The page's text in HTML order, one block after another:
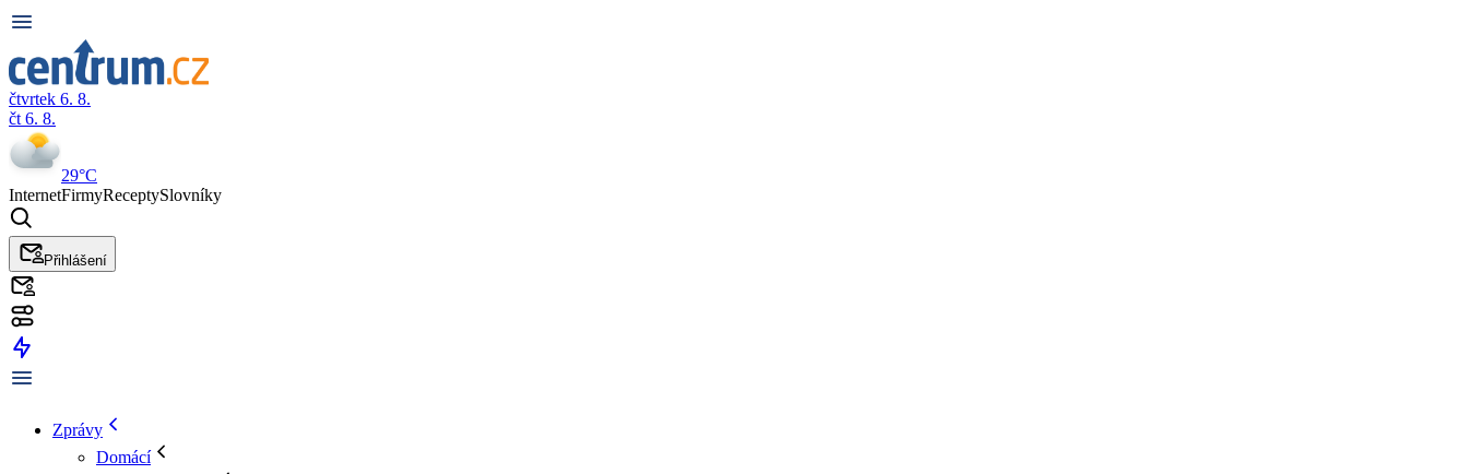
čtvrtek 6. 8.
čt 6. 8.
29°C
InternetFirmyReceptySlovníky
Přihlášení
Zprávy
Domácí